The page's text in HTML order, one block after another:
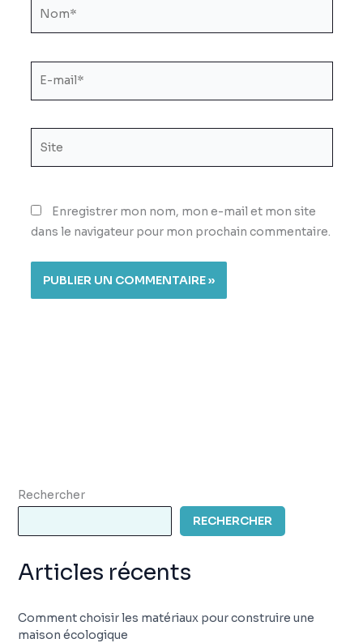
Enregistrer mon nom, mon e-mail et mon site
dans le navigateur pour mon prochain commentaire.
Rechercher
RECHERCHER
Articles récents
Comment choisir les matériaux pour construire une
maison écologique